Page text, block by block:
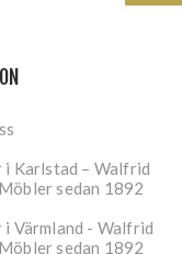
Karlstad – Walfrid
sedan 1892
Värmland - Walfrid
sedan 1892